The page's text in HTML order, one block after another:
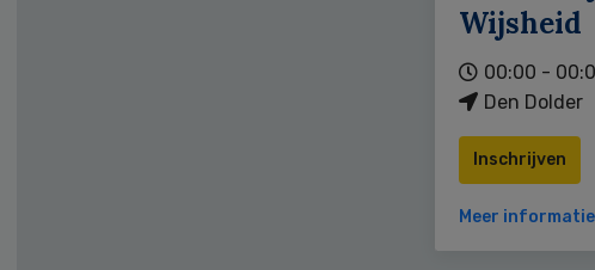
Wijsheid
00:00 -
Den Dolder
Inschrijven
Meer informatie